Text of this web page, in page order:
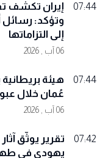
07:44
إيران تكشف
وتؤكد: رسائل
إلى التزاماتها
06 آب , 2026
07:44
هيئة
عُمان خلال
06 آب , 2026
07:42
تقرير يوثّق
يهودي في